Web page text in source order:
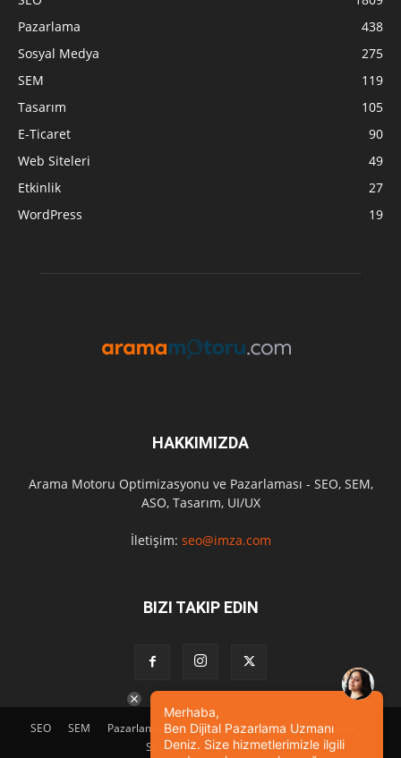
Pazarlama
438
Sosyal Medya
275
SEM
119
Tasarım
105
E-Ticaret
90
Web Siteleri
49
Etkinlik
27
WordPress
19
HAKKIMIZDA
Arama Motoru Optimizasyonu ve Pazarlaması - SEO, SEM,
ASO, Tasarım, UI/UX
İletişim: seo@imza.com
BIZI TAKIP EDIN
SEO SEM Pazarlama Tasarım Sosyal Medya
Etkinlik
SEO Eğitimi
İletişim
Merhaba,
Ben Dijital Pazarlama Uzmanı
Deniz. Size hizmetlerimizle ilgili